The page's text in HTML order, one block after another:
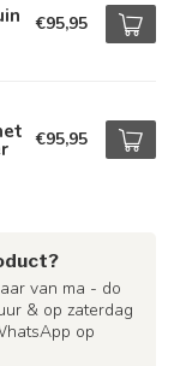
€95,95
€95,95
van ma - do
& op zaterdag
op